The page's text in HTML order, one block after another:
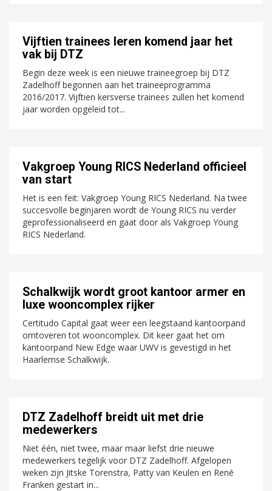
Vijftien trainees leren komend jaar het
vak bij DTZ
Begin deze week is een nieuwe traineegroep bij DTZ
Zadelhoff begonnen aan het traineeprogramma
2016/2017. Vijftien kersverse trainees zullen het komend
jaar worden opgeleid tot...
Vakgroep Young RICS Nederland officieel
van start
Het is een feit: Vakgroep Young RICS Nederland. Na twee
succesvolle beginjaren wordt de Young RICS nu verder
geprofessionaliseerd en gaat door als Vakgroep Young
RICS Nederland.
Schalkwijk wordt groot kantoor armer en
luxe wooncomplex rijker
Certitudo Capital gaat weer een leegstaand kantoorpand
omtoveren tot wooncomplex. Dit keer gaat het om
kantoorpand New Edge waar UWV is gevestigd in het
Haarlemse Schalkwijk.
DTZ Zadelhoff breidt uit met drie
medewerkers
Niet één, niet twee, maar maar liefst drie nieuwe
medewerkers tegelijk voor DTZ Zadelhoff. Afgelopen
weken zijn Jitske Torenstra, Patty van Keulen en René
Franken gestart in...